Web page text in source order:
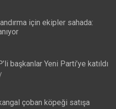
için ekipler sahada:
başkanlar Yeni Parti’ye katıldı
çoban köpeği satışa